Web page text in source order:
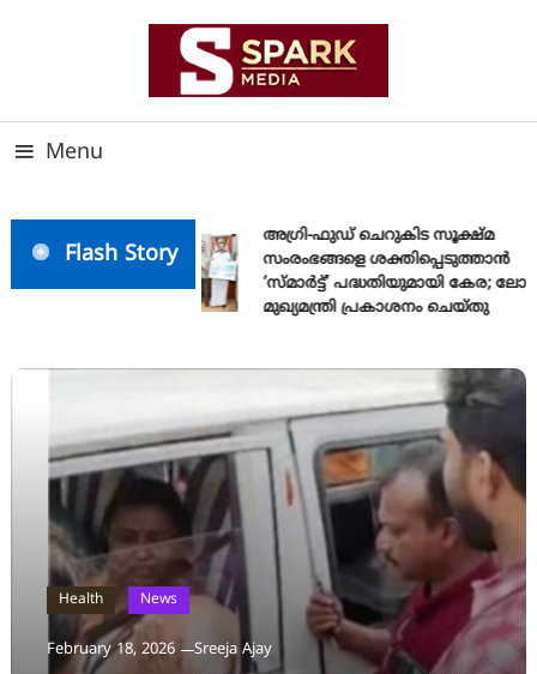
Menu
Flash Story
അഗ്രി-ഫുഡ് ചെറുകിട സൂക്ഷ്മ
സംരംഭങ്ങളെ ശക്തിപ്പെടുത്താന്‍
‘സ്മാര്‍ട്ട്’ പദ്ധതിയുമായി കേര;
മുഖ്യമന്ത്രി പ്രകാശനം ചെയ്തു
Health News
February 18, 2026 Sreeja Ajay